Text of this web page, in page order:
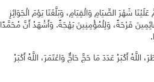
شَهْرَ الصِّيَامِ وَالْقِيَامِ، وَبَلَّغَنَا يَوْمَ الْجَوَائِزِ
فَرْحَةً، وَلِلْمُؤْمِنِينَ بَهْجَةً. وَأَشْهَدُ أَنَّ مُحَمَّدًا
اللَّهُ أَكْبَرُ عَدَدَ مَا حَجَّ حَاجٌّ وَاعْتَمَرَ، اللَّهُ أَكْبَرُ